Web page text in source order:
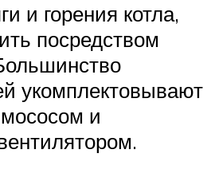
и горения котла,
посредством
укомплектовывают
и